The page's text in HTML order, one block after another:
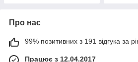
Про нас
99% позитивних з 191 відгука за
Працює з 12.04.2017